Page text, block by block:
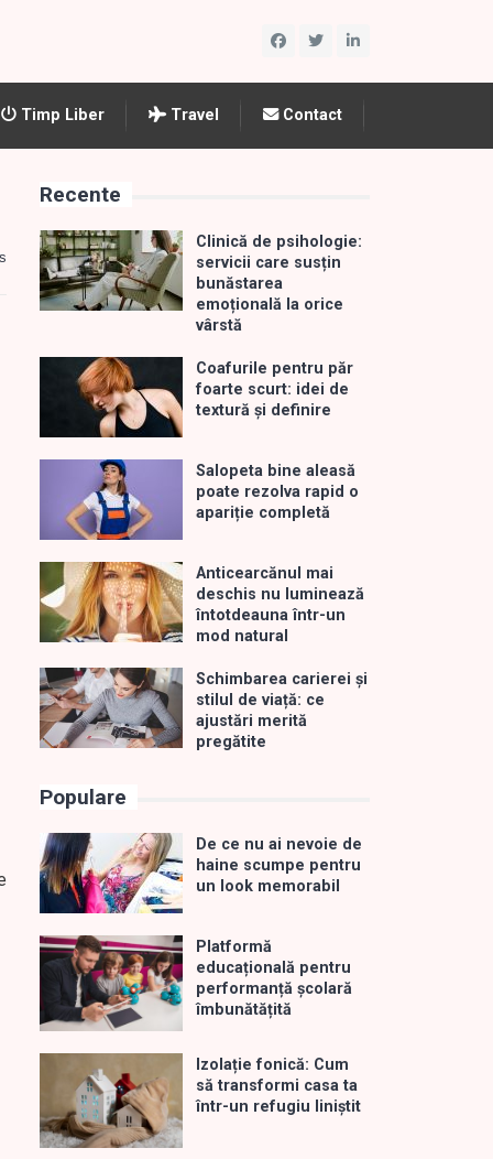
Timp Liber Travel Contact
Recente
Clinică de psihologie:
servicii care susțin
bunăstarea
emoțională la orice
vârstă
Coafurile pentru păr
foarte scurt: idei de
textură și definire
Salopeta bine aleasă
poate rezolva rapid o
apariție completă
Anticearcănul mai
deschis nu luminează
întotdeauna într-un
mod natural
Schimbarea carierei și
stilul de viață: ce
ajustări merită
pregătite
Populare
De ce nu ai nevoie de
haine scumpe pentru
un look memorabil
Platformă
educațională pentru
performanță școlară
îmbunătățită
Izolație fonică: Cum
să transformi casa ta
într-un refugiu liniștit